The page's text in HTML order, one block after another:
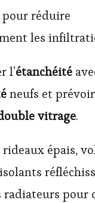
réduire
les
l’étanchéité
neufs et
vitrage.
épais,
radiateurs pour